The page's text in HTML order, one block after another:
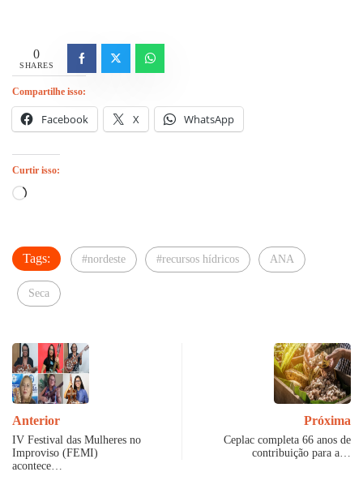
0
SHARES
Compartilhe isso:
Facebook X WhatsApp
Curtir isso:
Carregando...
Tags: #nordeste #recursos hídricos ANA
Seca
Anterior
IV Festival das Mulheres no
Improviso (FEMI)
acontece…
Próxima
Ceplac completa 66 anos de
contribuição para a…